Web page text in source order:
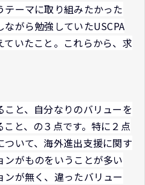
ーマに取り組みたかった
がら勉強していたUSCPA
いたこと。これらから、求
と、自分なりのバリューを
と、の３点です。特に２点
いて、海外進出支援に関す
がものをいうことが多い
が無く、違ったバリュー